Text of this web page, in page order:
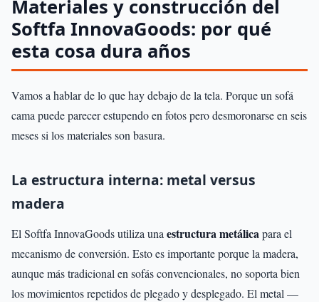
Materiales y construcción del
Softfa InnovaGoods: por qué
esta cosa dura años
Vamos a hablar de lo que hay debajo de la tela. Porque un sofá
cama puede parecer estupendo en fotos pero desmoronarse en seis
meses si los materiales son basura.
La estructura interna: metal versus
madera
El Softfa InnovaGoods utiliza una estructura metálica para el
mecanismo de conversión. Esto es importante porque la madera,
aunque más tradicional en sofás convencionales, no soporta bien
los movimientos repetidos de plegado y desplegado. El metal —